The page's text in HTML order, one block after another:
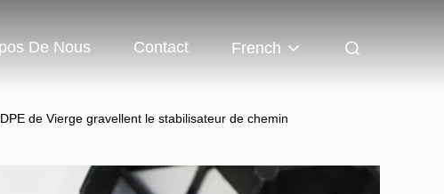
De Nous Contact French
de Vierge gravellent le stabilisateur de chemin